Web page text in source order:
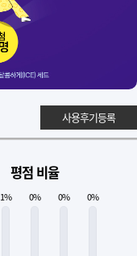
사용후기등록
평점 비율
1% 0% 0% 0%